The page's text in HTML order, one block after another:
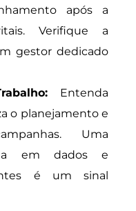
após a
Verifique a
gestor dedicado
Entenda
o planejamento e
Uma
em dados e
é um sinal